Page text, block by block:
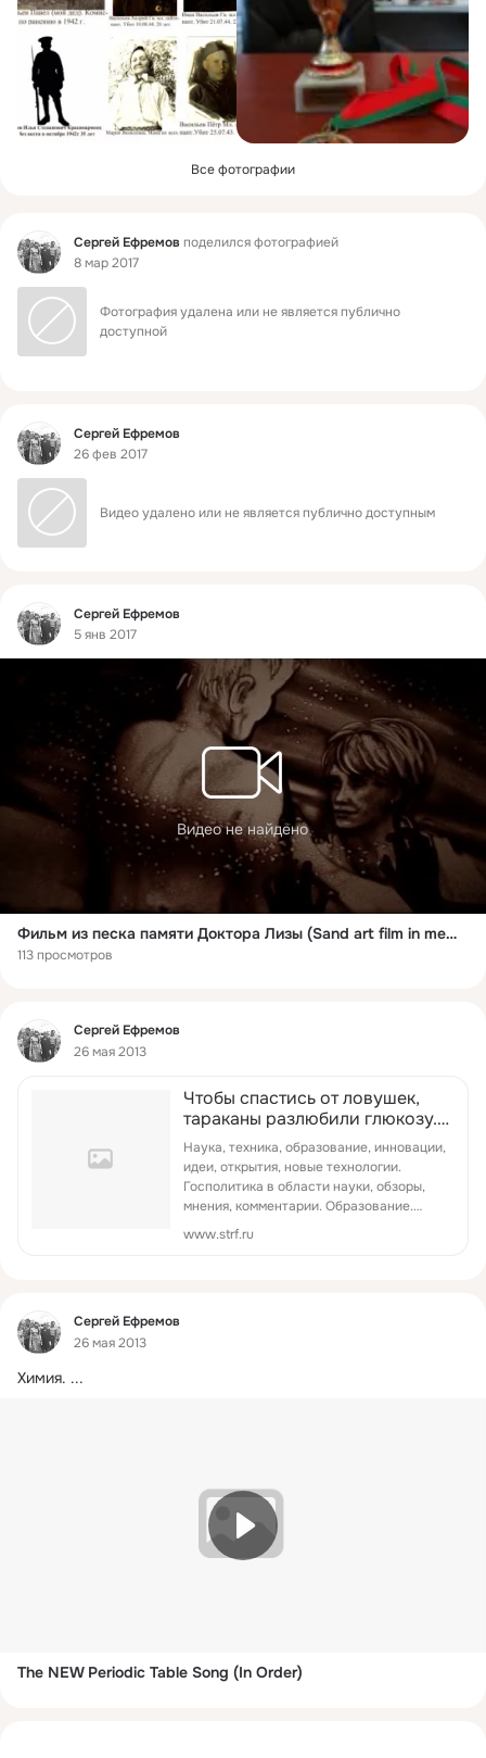
Все фотографии
Фид Сергей Ефремов поделился фотографией
8 мар 2017
Фотография удалена или не является публично
доступной
Фид
Сергей Ефремов
26 фев 2017
Видео удалено или не является публично доступным
Фид
Сергей Ефремов
5 янв 2017
Видео не найдено
Фильм из песка памяти Доктора Лизы (Sand art film in memory of Dr Liza)
113 просмотров
Фид
Сергей Ефремов
26 мая 2013
Чтобы спастись от ловушек,
тараканы разлюбили глюкозу.
Наука и технологии России
Наука, техника, образование, инновации,
идеи, открытия, новые технологии.
Госполитика в области науки, обзоры,
мнения, комментарии. Образование.
Право. Научные конференции, семинары.
Календарь событий в мире науки
www.strf.ru
Фид
Сергей Ефремов
26 мая 2013
Химия. ...
The NEW Periodic Table Song (In Order)